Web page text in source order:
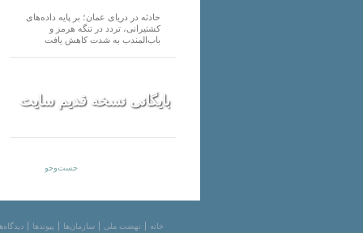
حادثه در دریای عمان؛ بر پایه داده‌های
کشتیرانی، تردد در تنگه هرمز و
باب‌المندب به شدت کاهش یافت
بایگانی نسخه قدیم سایت
پیوندها سازمان‌ها نهضت ملی خانه